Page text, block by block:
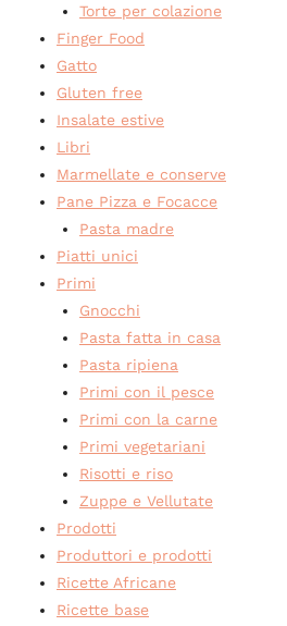
Torte per colazione
Finger Food
Gatto
Gluten free
Insalate estive
Libri
Marmellate e conserve
Pane Pizza e Focacce
Pasta madre
Piatti unici
Primi
Gnocchi
Pasta fatta in casa
Pasta ripiena
Primi con il pesce
Primi con la carne
Primi vegetariani
Risotti e riso
Zuppe e Vellutate
Prodotti
Produttori e prodotti
Ricette Africane
Ricette base